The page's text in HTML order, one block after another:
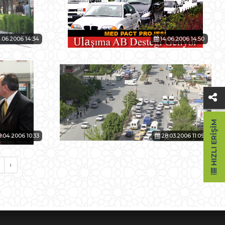
14:34 14.06.2006 14:50
10:33 28.03.2006 11:09
› HIZLI ERIŞIM